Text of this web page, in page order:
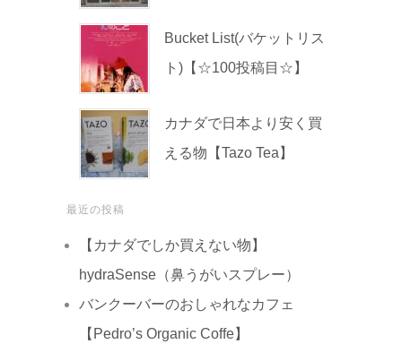
Bucket List(バケットリス
ト)【☆100投稿目☆】
カナダで日本より安く買
える物【Tazo Tea】
最近の投稿
【カナダでしか買えない物】
hydraSense（鼻うがいスプレー）
バンクーバーのおしゃれなカフェ
【Pedro’s Organic Coffe】